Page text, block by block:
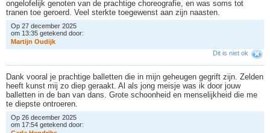
ongelofelijk genoten van de prachtige choreografie, en was soms tot
tranen toe geroerd. Veel sterkte toegewenst aan zijn naasten.
Op 27 december 2025
om 13:35 getekend door:
Martijn Oudijk
Dit is niet ok
Dank vooral je prachtige balletten die in mijn geheugen gegrift zijn. Zelden
heeft kunst mij zo diep geraakt. Al als jong meisje was ik door jouw
balletten in de ban van dans. Grote schoonheid en menselijkheid die me
te diepste ontroeren.
Op 26 december 2025
om 17:54 getekend door: